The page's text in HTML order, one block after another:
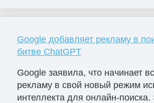
Google добавляет рекламу в
битве ChatGPT
Google заявила, что начинает
рекламу в свой новый режим
интеллекта для онлайн-поиска.